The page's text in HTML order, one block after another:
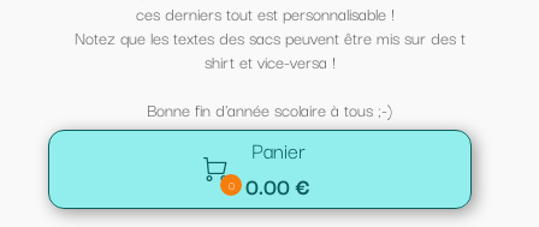
ces derniers tout est personnalisable !
Notez que les textes des sacs peuvent être mis sur des t
shirt et vice-versa !
Bonne fin d'année scolaire à tous ;-)

0
Panier
0.00 €